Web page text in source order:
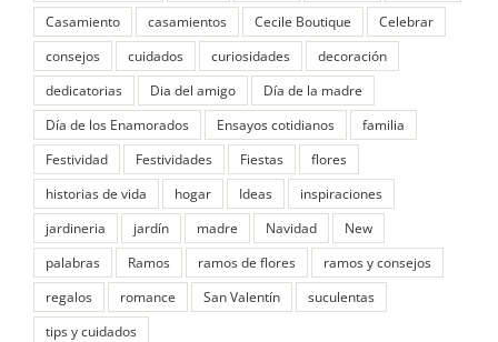
Casamiento
casamientos Cecile Boutique
Celebrar
consejos
cuidados curiosidades
decoración
dedicatorias
Dia del amigo
Día de la madre
Día de los Enamorados
Ensayos cotidianos
familia
Festividad
Festividades Fiestas
flores
historias de vida
hogar Ideas
inspiraciones
jardineria
jardín madre Navidad
New
palabras
Ramos ramos de flores
ramos y consejos
regalos
romance San Valentín
suculentas
tips y cuidados